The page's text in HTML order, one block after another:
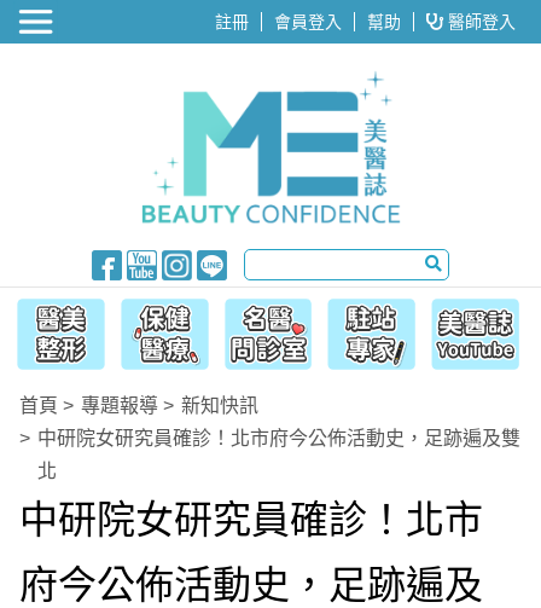
醫美整形 註冊 會員登入 幫助 醫師登入
首頁 專題報導
新知快訊
中研院女研究員確診！北市府今公佈活動史，足跡遍及雙
北
中研院女研究員確診！北市
府今公佈活動史，足跡遍及